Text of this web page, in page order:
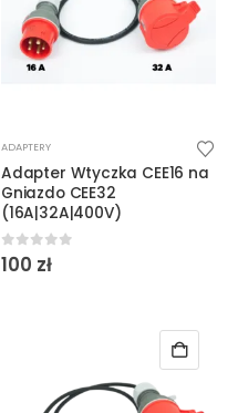
ADAPTERY
Adapter Wtyczka CEE16 na
Gniazdo CEE32
(16A|32A|400V)
0out of 5
100 zł